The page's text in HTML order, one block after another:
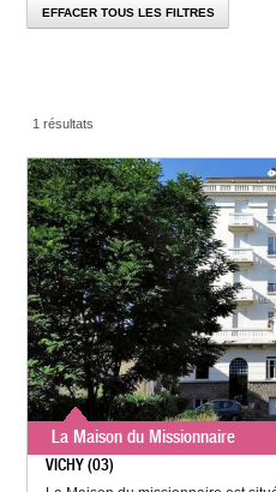
EFFACER TOUS LES FILTRES
1 résultats
La Maison du Missionnaire
VICHY (03)